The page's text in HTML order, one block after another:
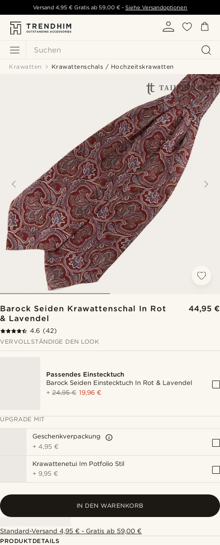
Suchen
Versand 4,95 € Gratis ab 59,00 € - Siehe Versandoptionen
Krawatten Krawattenschals / Hochzeitskrawatten
Barock Seiden Krawattenschal In Rot
& Lavendel
44,95 €
4.6 (42)
VERVOLLSTÄNDIGE DEN LOOK
Passendes Einstecktuch
Barock Seiden Einstecktuch In Rot & Lavendel
+24,95 € 19,96 €
UPGRADE MIT
Geschenkverpackung
+4,95 €
Krawattenetui Im Potfolio Stil
+ 9,95 €
IN DEN WARENKORB
Standard-Versand 4,95 € - Gratis ab 59,00 €
PRODUKTDETAILS